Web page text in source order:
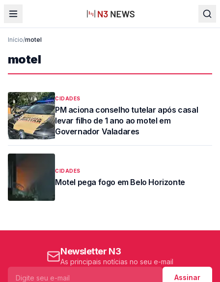
Início/motel
motel
CIDADES
PM aciona conselho tutelar após casal
levar filho de 1 ano ao motel em
Governador Valadares
CIDADES
Motel pega fogo em Belo Horizonte
Newsletter N3
As principais notícias no seu e-mail
Assinar